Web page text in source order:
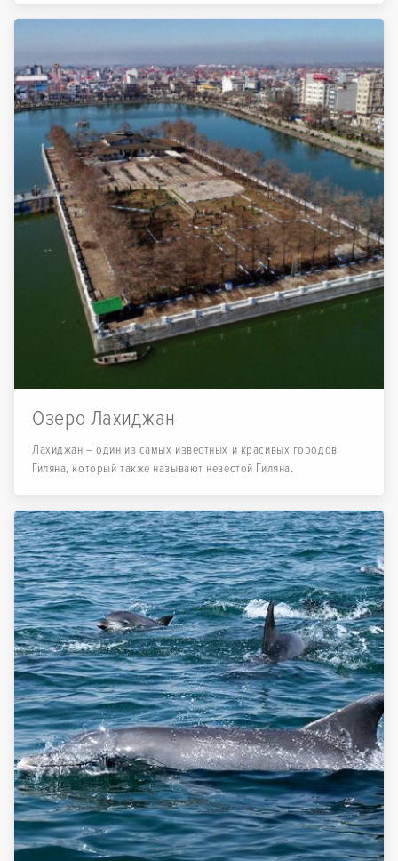
Озеро Лахиджан
Лахиджан – один из самых известных и красивых городов
Гиляна, который также называют невестой Гиляна.